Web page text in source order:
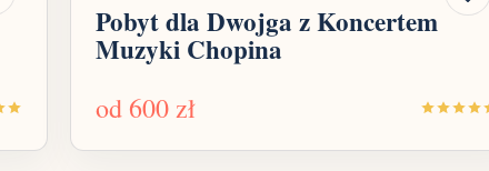
Pobyt dla Dwojga z Koncertem
Muzyki Chopina
od600 zł